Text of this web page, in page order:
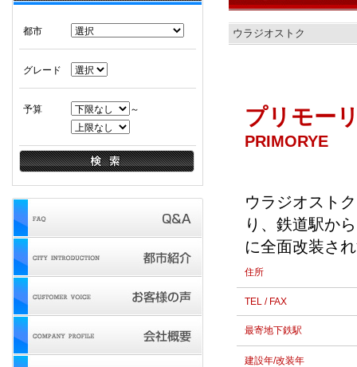
ウラジオストク
プリモー
PRIMORYE
ウラジオスト
り、鉄道駅か
に全面改装さ
住所
TEL / FAX
最寄地下鉄駅
建設年/改装年
都市
グレード
予算 ～